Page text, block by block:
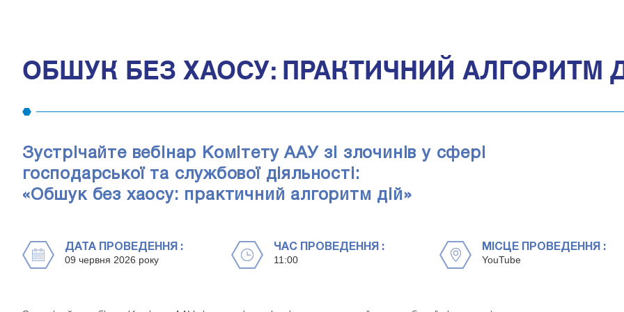
ОБШУК БЕЗ ХАОСУ: ПРАКТИЧНИЙ АЛГОРИТМ
Зустрічайте вебінар Комітету ААУ зі злочинів у сфері
господарської та службової діяльності:
«Обшук без хаосу: практичний алгоритм дій»
ДАТА ПРОВЕДЕННЯ :
09 червня 2026 року
ЧАС ПРОВЕДЕННЯ :
11:00
МІСЦЕ ПРОВЕДЕННЯ :
YouTube